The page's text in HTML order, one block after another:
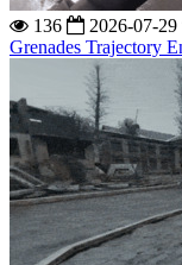
136 2026-07-29
Grenades Trajectory